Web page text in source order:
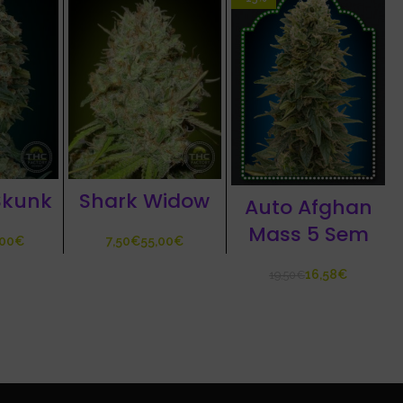
€
Shark Widow
€ €
Auto Afghan
Mass 5 Sem
€16,58€